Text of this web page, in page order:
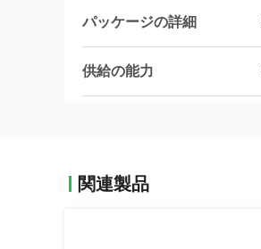
パッケージの詳細
供給の能力
関連製品